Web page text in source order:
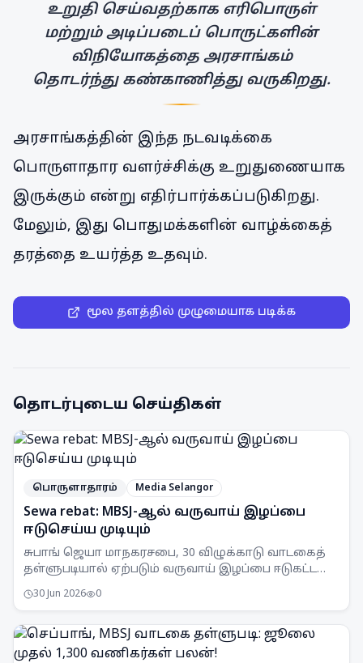
உறுதி செய்வதற்காக எரிபொருள்
மற்றும் அடிப்படைப் பொருட்களின்
விநியோகத்தை அரசாங்கம்
தொடர்ந்து கண்காணித்து வருகிறது.
அரசாங்கத்தின் இந்த நடவடிக்கை
பொருளாதார வளர்ச்சிக்கு உறுதுணையாக
இருக்கும் என்று எதிர்பார்க்கப்படுகிறது.
மேலும், இது பொதுமக்களின் வாழ்க்கைத்
தரத்தை உயர்த்த உதவும்.
மூல தளத்தில் முழுமையாக படிக்க
தொடர்புடைய செய்திகள்
பொருளாதாரம் Media Selangor
Sewa rebat: MBSJ-ஆல் வருவாய் இழப்பை
ஈடுசெய்ய முடியும்
சுபாங் ஜெயா மாநகரசபை, 30 விழுக்காடு வாடகைத்
தள்ளுபடியால் ஏற்படும் வருவாய் இழப்பை ஈடுகட்ட
சேமிப்புகள் மூலம் சாத்தியப்படும்.
30 Jun 2026 0